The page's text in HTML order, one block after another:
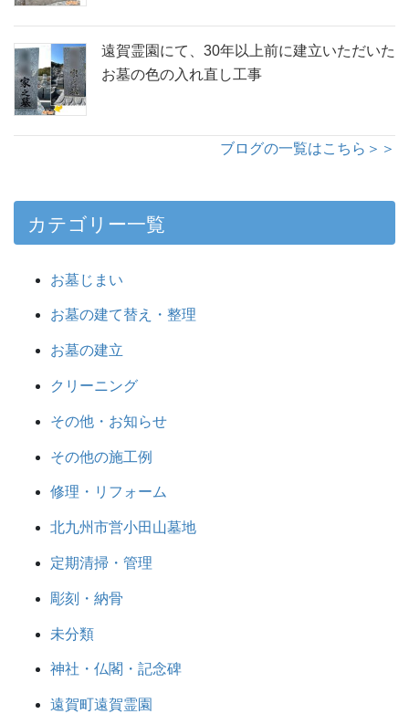
遠賀霊園にて、30年以上前に建立いただいた
お墓の色の入れ直し工事
ブログの一覧はこちら＞＞
カテゴリー一覧
お墓じまい
お墓の建て替え・整理
お墓の建立
クリーニング
その他・お知らせ
その他の施工例
修理・リフォーム
北九州市営小田山墓地
定期清掃・管理
彫刻・納骨
未分類
神社・仏閣・記念碑
遠賀町遠賀霊園